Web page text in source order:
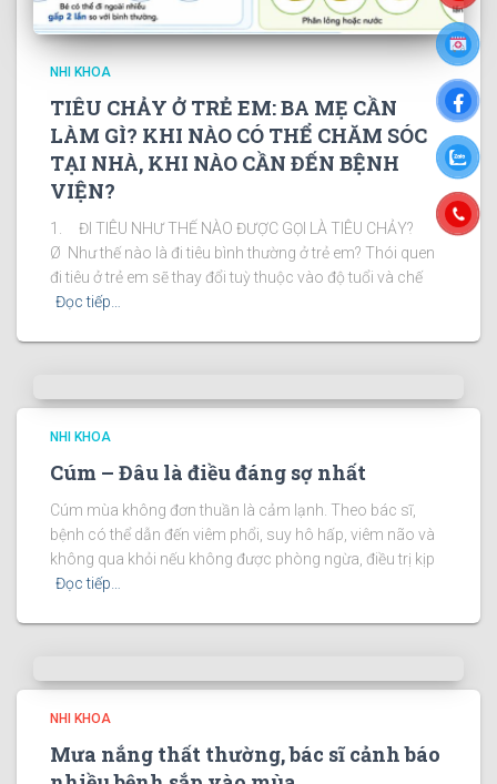
NHI KHOA
TIÊU CHẢY Ở TRẺ EM: BA MẸ CẦN
LÀM GÌ? KHI NÀO CÓ THỂ CHĂM SÓC
TẠI NHÀ, KHI NÀO CẦN ĐẾN BỆNH
VIỆN?
1. ĐI TIÊU NHƯ THẾ NÀO ĐƯỢC GỌI LÀ TIÊU CHẢY?
Ø Như thế nào là đi tiêu bình thường ở trẻ em? Thói quen
đi tiêu ở trẻ em sẽ thay đổi tuỳ thuộc vào độ tuổi và chế
Đọc tiếp…
NHI KHOA
Cúm – Đâu là điều đáng sợ nhất
Cúm mùa không đơn thuần là cảm lạnh. Theo bác sĩ,
bệnh có thể dẫn đến viêm phổi, suy hô hấp, viêm não và
không qua khỏi nếu không được phòng ngừa, điều trị kịp
Đọc tiếp…
NHI KHOA
Mưa nắng thất thường, bác sĩ cảnh báo